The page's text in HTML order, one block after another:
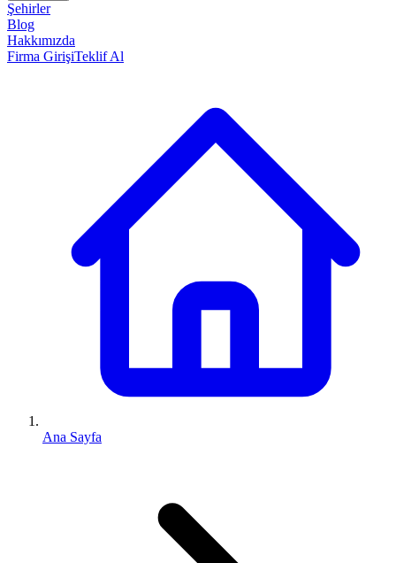
Şehirler
Blog
Hakkımızda
Firma GirişiTeklif Al
Ana Sayfa